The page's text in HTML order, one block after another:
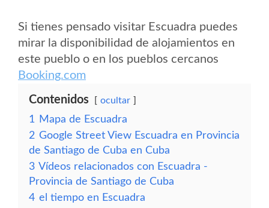
Si tienes pensado visitar Escuadra puedes
mirar la disponibilidad de alojamientos en
este pueblo o en los pueblos cercanos
Booking.com
Contenidos ocultar
1
Mapa de Escuadra
2 Google Street View Escuadra en Provincia
de Santiago de Cuba en Cuba
3 Vídeos relacionados con Escuadra -
Provincia de Santiago de Cuba
4 el tiempo en Escuadra